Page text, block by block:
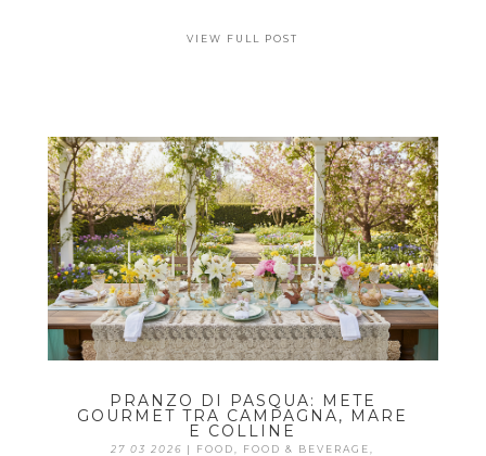
VIEW FULL POST
PRANZO DI PASQUA: METE
GOURMET TRA CAMPAGNA, MARE
E COLLINE
27 03 2026 | FOOD FOOD & BEVERAGE